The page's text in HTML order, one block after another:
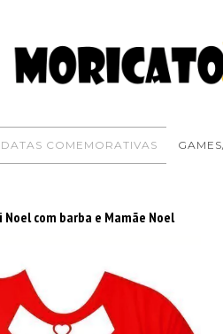
DATAS COMEMORATIVAS
Noel com barba e Mamãe Noel